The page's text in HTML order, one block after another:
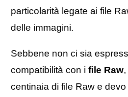
particolarità legate ai file
delle immagini.
Sebbene non ci sia
compatibilità con i file Raw
centinaia di file Raw e